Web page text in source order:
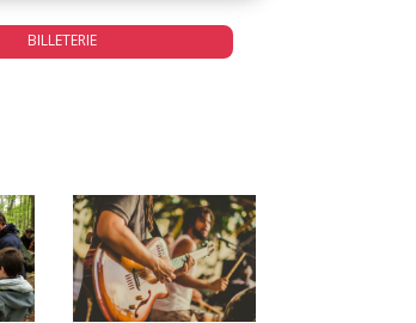
BILLETERIE